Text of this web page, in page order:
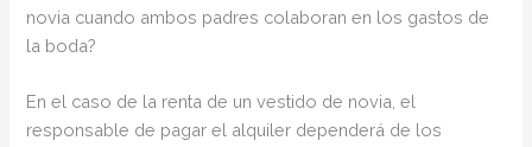
novia cuando ambos padres colaboran en los gastos de
la boda?
En el caso de la renta de un vestido de novia, el
responsable de pagar el alquiler dependerá de los